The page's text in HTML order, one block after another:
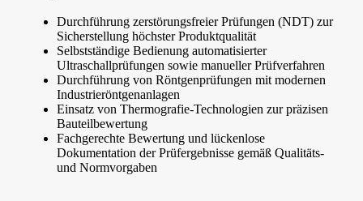
Durchführung zerstörungsfreier Prüfungen (NDT) zur
Sicherstellung höchster Produktqualität
Selbstständige Bedienung automatisierter
Ultraschallprüfungen sowie manueller Prüfverfahren
Durchführung von Röntgenprüfungen mit modernen
Industrieröntgenanlagen
Einsatz von Thermografie-Technologien zur präzisen
Bauteilbewertung
Fachgerechte Bewertung und lückenlose
Dokumentation der Prüfergebnisse gemäß Qualitäts-
und Normvorgaben